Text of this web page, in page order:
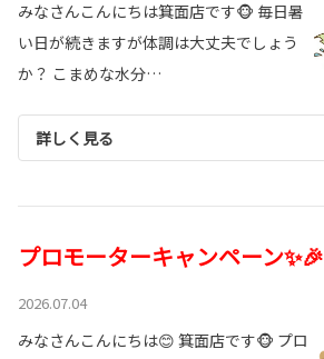
みなさんこんにちは箕面店です🐵 毎日暑
い日が続きますが体調は大丈夫でしょう
か？ こまめな水分…
詳しく見る
プロモーターキャンペーン✨🎉
2026.07.04
みなさんこんにちは😊 箕面店です🐵 プロ